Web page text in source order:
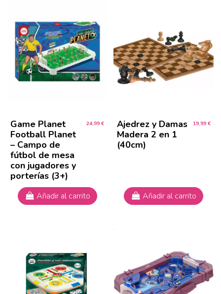
Game Planet
Football Planet
– Campo de
fútbol de mesa
con jugadores y
porterías (3+)
24,99 €
Añadir al carrito
Ajedrez y Damas
Madera 2 en 1
(40cm)
19,99 €
Añadir al carrito